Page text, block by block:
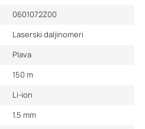
0601072Z00
Laserski daljinomeri
Plava
150 m
Li-ion
1.5 mm